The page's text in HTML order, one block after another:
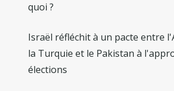
quoi ?
Israël réfléchit à un pacte entre
la Turquie et le Pakistan à
élections